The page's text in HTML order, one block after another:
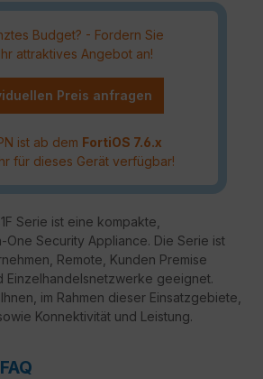
Budget? - Fordern Sie
attraktives Angebot an!
Preis anfragen
ist ab dem FortiOS 7.6.x
für dieses Gerät verfügbar!
Serie ist eine kompakte,
One Security Appliance. Die Serie ist
Remote, Kunden Premise
Einzelhandelsnetzwerke geeignet.
im Rahmen dieser Einsatzgebiete,
Konnektivität und Leistung.